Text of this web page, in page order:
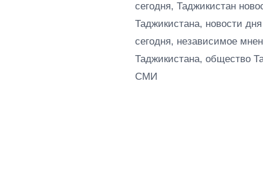
сегодня, Таджикистан
Таджикистана, новости
сегодня, независимое
Таджикистана, общество
СМИ